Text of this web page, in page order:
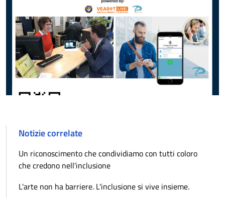
Notizie correlate
Un riconoscimento che condividiamo con tutti coloro
che credono nell'inclusione
L'arte non ha barriere. L'inclusione si vive insieme.